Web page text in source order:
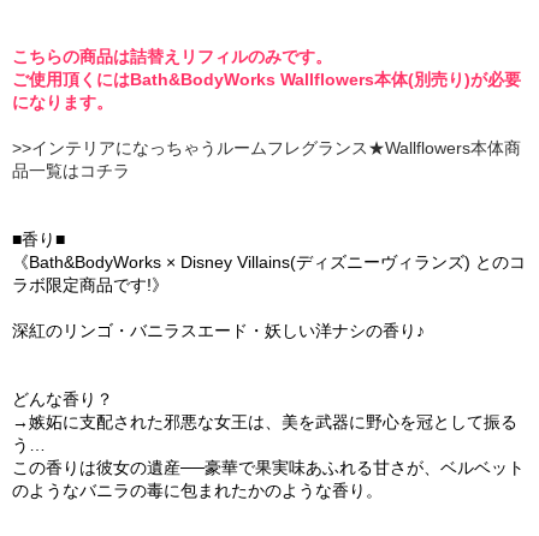
こちらの商品は詰替えリフィルのみです。
ご使用頂くにはBath&BodyWorks Wallflowers本体(別売り)が必要
になります。
>>インテリアになっちゃうルームフレグランス★Wallflowers本体商
品一覧はコチラ
■香り■
《Bath&BodyWorks × Disney Villains(ディズニーヴィランズ) とのコ
ラボ限定商品です!》
深紅のリンゴ・バニラスエード・妖しい洋ナシの香り♪
どんな香り？
→嫉妬に支配された邪悪な女王は、美を武器に野心を冠として振る
う…
この香りは彼女の遺産──豪華で果実味あふれる甘さが、ベルベット
のようなバニラの毒に包まれたかのような香り。